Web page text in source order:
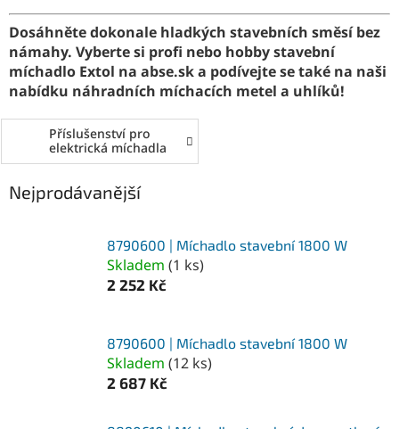
Dosáhněte dokonale hladkých stavebních směsí bez
námahy. Vyberte si profi nebo hobby stavební
míchadlo Extol na abse.sk a podívejte se také na naši
nabídku náhradních míchacích metel a uhlíků!
Příslušenství pro
elektrická míchadla
Nejprodávanější
8790600 | Míchadlo stavební 1800 W
Skladem (1 ks)
2 252 Kč
8790600 | Míchadlo stavební 1800 W
Skladem (12 ks)
2 687 Kč